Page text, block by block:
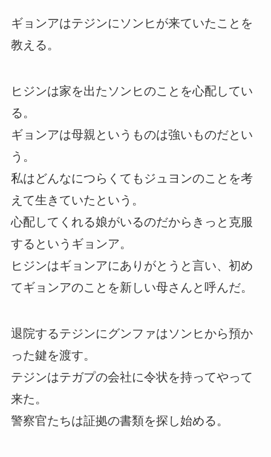
ギョンアはテジンにソンヒが来ていたことを
教える。
ヒジンは家を出たソンヒのことを心配してい
る。
ギョンアは母親というものは強いものだとい
う。
私はどんなにつらくてもジュヨンのことを考
えて生きていたという。
心配してくれる娘がいるのだからきっと克服
するというギョンア。
ヒジンはギョンアにありがとうと言い、初め
てギョンアのことを新しい母さんと呼んだ。
退院するテジンにグンファはソンヒから預か
った鍵を渡す。
テジンはテガプの会社に令状を持ってやって
来た。
警察官たちは証拠の書類を探し始める。